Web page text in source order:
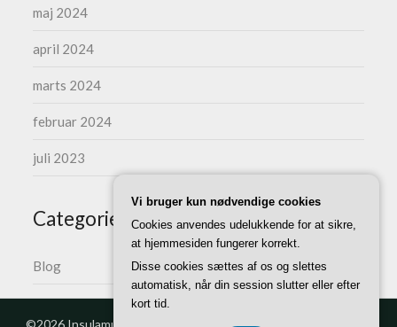
maj 2024
april 2024
marts 2024
februar 2024
juli 2023
Categories
Blog
Vi bruger kun nødvendige cookies
Cookies anvendes udelukkende for at sikre,
at hjemmesiden fungerer korrekt.
Disse cookies sættes af os og slettes
automatisk, når din session slutter eller efter
kort tid.